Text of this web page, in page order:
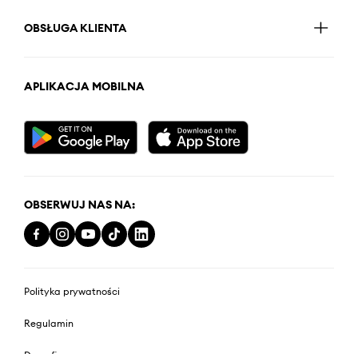
OBSŁUGA KLIENTA
APLIKACJA MOBILNA
OBSERWUJ NAS NA:
Polityka prywatności
Regulamin